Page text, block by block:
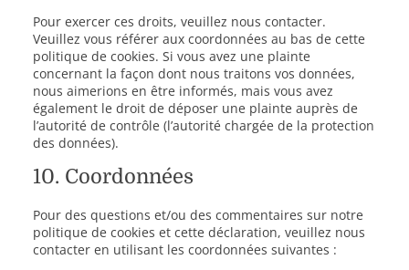
Pour exercer ces droits, veuillez nous contacter.
Veuillez vous référer aux coordonnées au bas de cette
politique de cookies. Si vous avez une plainte
concernant la façon dont nous traitons vos données,
nous aimerions en être informés, mais vous avez
également le droit de déposer une plainte auprès de
l’autorité de contrôle (l’autorité chargée de la protection
des données).
10. Coordonnées
Pour des questions et/ou des commentaires sur notre
politique de cookies et cette déclaration, veuillez nous
contacter en utilisant les coordonnées suivantes :